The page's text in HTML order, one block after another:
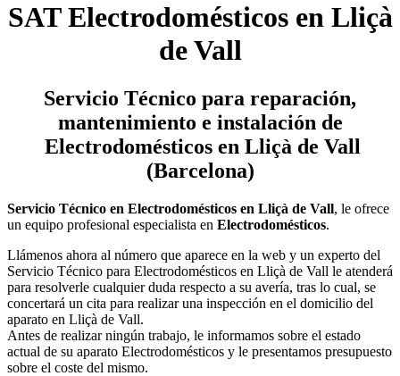
SAT Electrodomésticos en Lliçà
de Vall
Servicio Técnico para reparación,
mantenimiento e instalación de
Electrodomésticos en Lliçà de Vall
(Barcelona)
Servicio Técnico en Electrodomésticos en Lliçà de Vall, le ofrece
un equipo profesional especialista en Electrodomésticos.
Llámenos ahora al número que aparece en la web y un experto del
Servicio Técnico para Electrodomésticos en Lliçà de Vall le atenderá
para resolverle cualquier duda respecto a su avería, tras lo cual, se
concertará un cita para realizar una inspección en el domicilio del
aparato en Lliçà de Vall.
Antes de realizar ningún trabajo, le informamos sobre el estado
actual de su aparato Electrodomésticos y le presentamos presupuesto
sobre el coste del mismo.